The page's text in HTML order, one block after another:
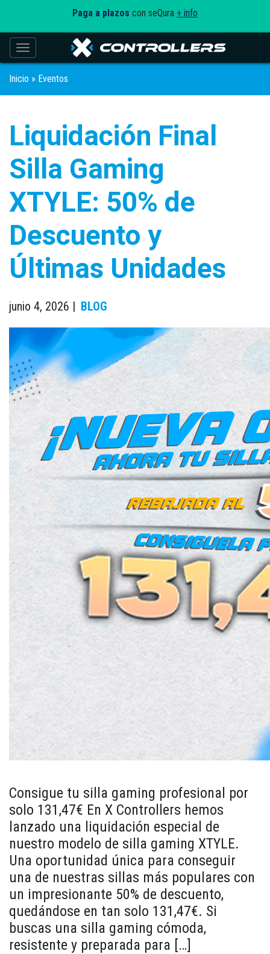
Paga a plazos con seQura + info
Toggle navigation
Inicio » Eventos
Liquidación Final
Silla Gaming
XTYLE: 50% de
Descuento y
Últimas Unidades
junio 4, 2026 | BLOG
Consigue tu silla gaming profesional por
solo 131,47€ En X Controllers hemos
lanzado una liquidación especial de
nuestro modelo de silla gaming XTYLE.
Una oportunidad única para conseguir
una de nuestras sillas más populares con
un impresionante 50% de descuento,
quedándose en tan solo 131,47€. Si
buscas una silla gaming cómoda,
resistente y preparada para […]